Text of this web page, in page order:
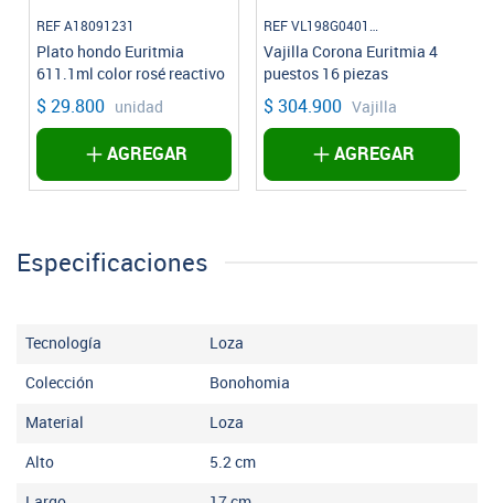
REF A18091231
Plato hondo Euritmia
611.1ml color rosé reactivo
$ 29.800 unidad
AGREGAR
Vajilla Corona Euritmia 4
puestos 16 piezas
$ 304.900 Vajilla
AGREGAR
Especificaciones
Tecnología Loza
Colección Bonohomia
Material Loza
Alto 5.2cm